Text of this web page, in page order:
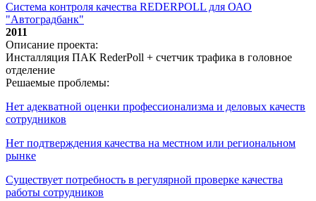
Система контроля качества REDERPOLL для ОАО
"Автоградбанк"
2011
Описание проекта:
Инсталляция ПАК RederPoll + счетчик трафика в головное
отделение
Решаемые проблемы:
Нет адекватной оценки профессионализма и деловых качеств
сотрудников
Нет подтверждения качества на местном или региональном
рынке
Существует потребность в регулярной проверке качества
работы сотрудников